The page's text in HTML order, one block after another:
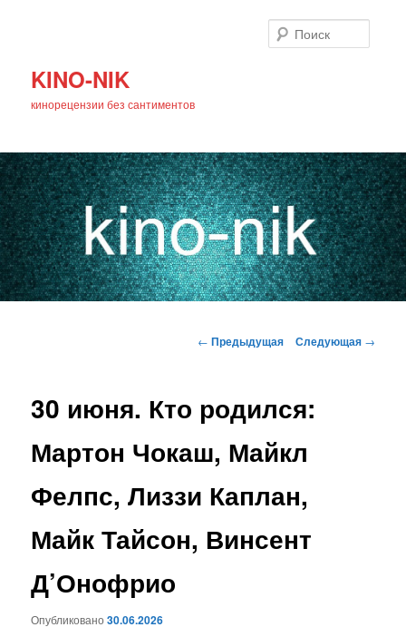
KINO-NIK
кинорецензии без сантиментов
основному
Навигация
← Предыдущая Следующая →
30 июня. Кто родился:
Мартон Чокаш, Майкл
Фелпс, Лиззи Каплан,
Майк Тайсон, Винсент
Д’Онофрио
Опубликовано30.06.2026